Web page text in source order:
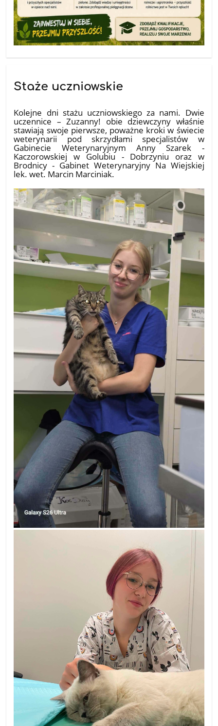
Staże uczniowskie
Kolejne dni stażu uczniowskiego za nami. Dwie
uczennice – Zuzanny! obie dziewczyny właśnie
stawiają swoje pierwsze, poważne kroki w świecie
weterynarii pod skrzydłami specjalistów w
Gabinecie Weterynaryjnym Anny Szarek -
Kaczorowskiej w Golubiu - Dobrzyniu oraz w
Brodnicy - Gabinet Weterynaryjny Na Wiejskiej
lek. wet. Marcin Marciniak.